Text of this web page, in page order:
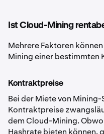
Ist Cloud-Mining
Mehrere Faktoren
Mining einer bestimmten
Kontraktpreise
Bei der Miete von
Kontraktpreise
dem Cloud-Mining.
Hashrate bieten können,